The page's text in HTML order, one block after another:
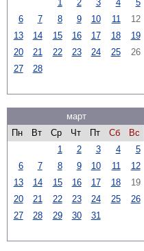
1 2 3 4
5
6
7 8 9 10 11
12
13
14 15 16 17 18
19
20
21 22 23 24 25
26
27
28
март
Пн
Вт Ср Чт Пт Сб
Вс
1
2 3 4
5
6
7 8 9 10 11
12
13
14 15 16 17 18
19
20
21 22 23 24 25
26
27
28 29 30 31